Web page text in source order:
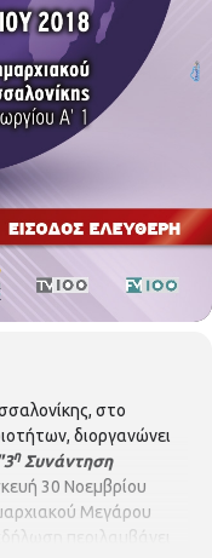
στο
διοργανώνει
ηΣυνάντηση
30 Νοεμβρίου
Μεγάρου
περιλαμβάνει